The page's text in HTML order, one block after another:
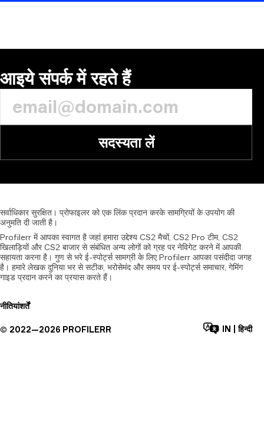
आइये संपर्क में रहते हैं
सदस्यता लें
सर्वाधिकार सुरक्षित। प्रोफाइलर को एक लिंक प्रदान करके सामग्रियों के उपयोग की
अनुमति दी जाती है।
Profilerr में आपका स्वागत है जहां हमारा उद्देश्य CS2 मैचों, CS2 Pro टीम, CS2
खिलाड़ियों और CS2 बाजार से संबंधित अन्य लोगों को ग्रह पर नेविगेट करने में आपकी
सहायता करना है। गुण से भरे ई-स्पोर्ट्स सामग्री के लिए Profilerr आपका पसंदीदा जगह
है। हमारे लेखक दुनिया भर से सटीक, भरोसेमंद और समय पर ई-स्पोर्ट्स समाचार, गेमिंग
गाइड प्रदान करने का प्रयास करते हैं।
नीतियांशर्तें
© 2022—2026 PROFILERR IN |हिन्दी